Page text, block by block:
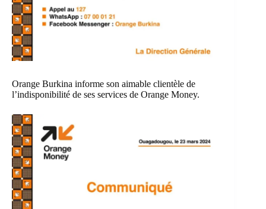
Orange Burkina informe son aimable clientèle de
l’indisponibilité de ses services de Orange Money.